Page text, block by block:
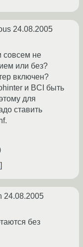
24.08.2005
совсем не
или без?
включен?
и BCI быть
для
ставить
24.08.2005
без